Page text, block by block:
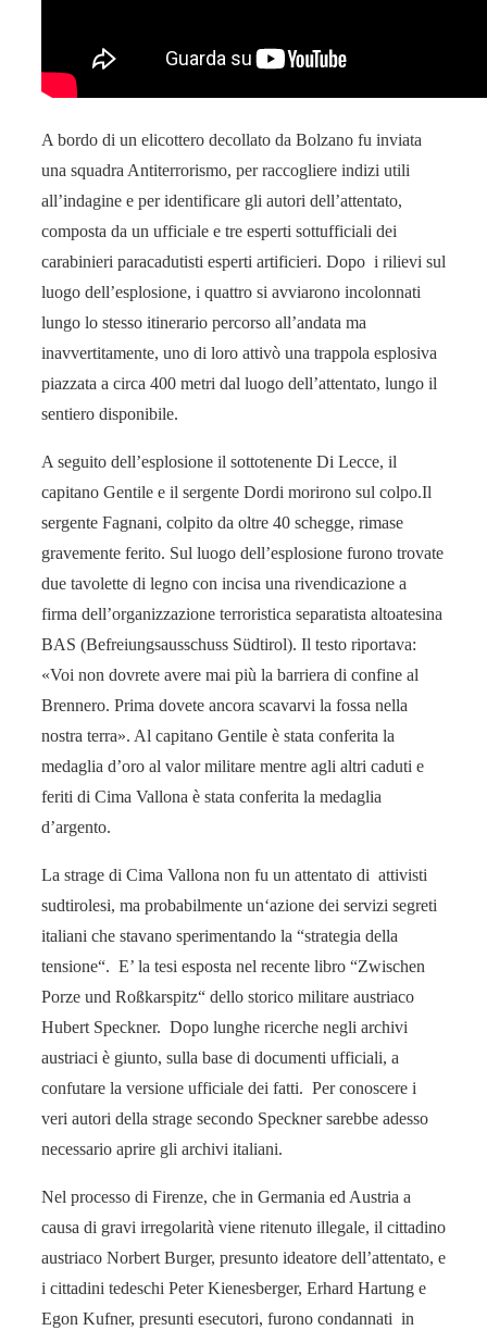
A bordo di un elicottero decollato da Bolzano fu inviata
una squadra Antiterrorismo, per raccogliere indizi utili
all’indagine e per identificare gli autori dell’attentato,
composta da un ufficiale e tre esperti sottufficiali dei
carabinieri paracadutisti esperti artificieri. Dopo i rilievi sul
luogo dell’esplosione, i quattro si avviarono incolonnati
lungo lo stesso itinerario percorso all’andata ma
inavvertitamente, uno di loro attivò una trappola esplosiva
piazzata a circa 400 metri dal luogo dell’attentato, lungo il
sentiero disponibile.
A seguito dell’esplosione il sottotenente Di Lecce, il
capitano Gentile e il sergente Dordi morirono sul colpo.Il
sergente Fagnani, colpito da oltre 40 schegge, rimase
gravemente ferito. Sul luogo dell’esplosione furono trovate
due tavolette di legno con incisa una rivendicazione a
firma dell’organizzazione terroristica separatista altoatesina
BAS (Befreiungsausschuss Südtirol). Il testo riportava:
«Voi non dovrete avere mai più la barriera di confine al
Brennero. Prima dovete ancora scavarvi la fossa nella
nostra terra». Al capitano Gentile è stata conferita la
medaglia d’oro al valor militare mentre agli altri caduti e
feriti di Cima Vallona è stata conferita la medaglia
d’argento.
La strage di Cima Vallona non fu un attentato di attivisti
sudtirolesi, ma probabilmente un‘azione dei servizi segreti
italiani che stavano sperimentando la “strategia della
tensione“. E’ la tesi esposta nel recente libro “Zwischen
Porze und Roßkarspitz“ dello storico militare austriaco
Hubert Speckner. Dopo lunghe ricerche negli archivi
austriaci è giunto, sulla base di documenti ufficiali, a
confutare la versione ufficiale dei fatti. Per conoscere i
veri autori della strage secondo Speckner sarebbe adesso
necessario aprire gli archivi italiani.
Nel processo di Firenze, che in Germania ed Austria a
causa di gravi irregolarità viene ritenuto illegale, il cittadino
austriaco Norbert Burger, presunto ideatore dell’attentato, e
i cittadini tedeschi Peter Kienesberger, Erhard Hartung e
Egon Kufner, presunti esecutori, furono condannati in